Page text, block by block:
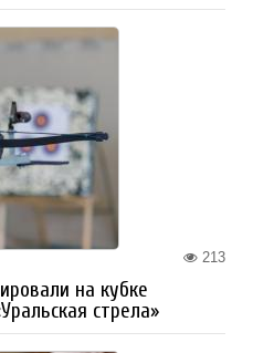
213
на кубке
стрела»